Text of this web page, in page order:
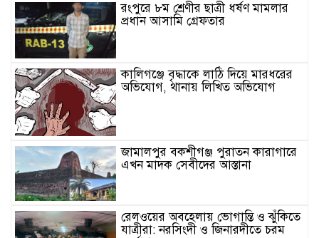
রংপুরে ৮ম শ্রেণীর ছাত্রী ধর্ষণ মামলার
প্রধান আসামি গ্রেফতার
কালিগঞ্জে বৃদ্ধাকে লাঠি দিয়ে মারধরের
অভিযোগ, থানায় লিখিত অভিযোগ
জামালপুর বকশীগঞ্জ পুরাতন কারাগারে
এখন মাদক সেবীদের আস্তানা
রেলওয়ের অবহেলায় ভোগান্তি ও ঝুঁকিতে
যাত্রীরা: নরসিংদী ও জিনারদীতে চরম